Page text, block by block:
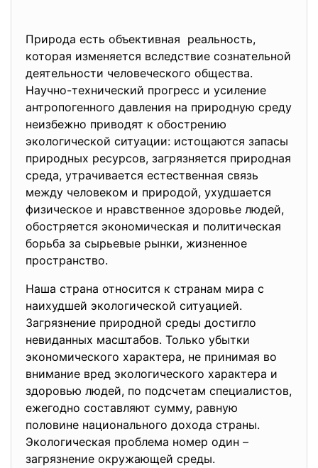
Природа есть объективная реальность,
которая изменяется вследствие сознательной
деятельности человеческого общества.
Научно-технический прогресс и усиление
антропогенного давления на природную среду
неизбежно приводят к обострению
экологической ситуации: истощаются запасы
природных ресурсов, загрязняется природная
среда, утрачивается естественная связь
между человеком и природой, ухудшается
физическое и нравственное здоровье людей,
обостряется экономическая и политическая
борьба за сырьевые рынки, жизненное
пространство.
Наша страна относится к странам мира с
наихудшей экологической ситуацией.
Загрязнение природной среды достигло
невиданных масштабов. Только убытки
экономического характера, не принимая во
внимание вред экологического характера и
здоровью людей, по подсчетам специалистов,
ежегодно составляют сумму, равную
половине национального дохода страны.
Экологическая проблема номер один –
загрязнение окружающей среды.